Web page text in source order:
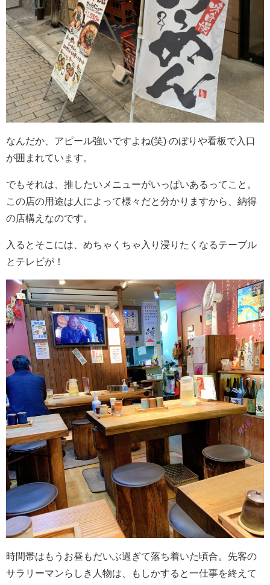
なんだか、アピール強いですよね(笑) のぼりや看板で入口
が囲まれています。
でもそれは、推したいメニューがいっぱいあるってこと。
この店の用途は人によって様々だと分かりますから、納得
の店構えなのです。
入るとそこには、めちゃくちゃ入り浸りたくなるテーブル
とテレビが！
時間帯はもうお昼もだいぶ過ぎて落ち着いた頃合。先客の
サラリーマンらしき人物は、もしかすると一仕事を終えて